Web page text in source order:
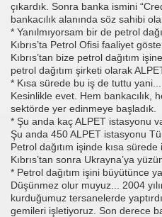
çıkardık. Sonra banka ismini
bankacılık alanında söz sahibi
* Yanılmıyorsam bir de petrol
Kıbrıs’ta Petrol Ofisi faaliyet
Kıbrıs’tan bize petrol dağıtım
petrol dağıtım şirketi olarak
* Kısa sürede bu iş de tuttu yani...
Kesinlikle evet. Hem bankacılık,
sektörde yer edinmeye başladık.
* Şu anda kaç ALPET istasyonu
Şu anda 450 ALPET istasyonu
Petrol dağıtım işinde kısa
Kıbrıs’tan sonra Ukrayna’ya
* Petrol dağıtım işini büyütünce
Düşünmez olur muyuz... 2004
kurduğumuz tersanelerde
gemileri işletiyoruz. Son derece